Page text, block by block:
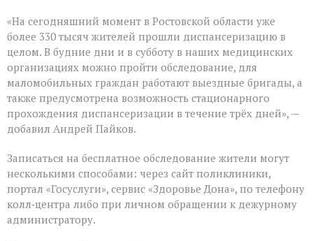
«На сегодняшний момент в Ростовской области уже
более 330 тысяч жителей прошли диспансеризацию в
целом. В будние дни и в субботу в наших медицинских
организациях можно пройти обследование, для
маломобильных граждан работают выездные бригады, а
также предусмотрена возможность стационарного
прохождения диспансеризации в течение трёх дней», —
добавил Андрей Пайков.
Записаться на бесплатное обследование жители могут
несколькими способами: через сайт поликлиники,
портал «Госуслуги», сервис «Здоровье Дона», по телефону
колл‑центра либо при личном обращении к дежурному
администратору.